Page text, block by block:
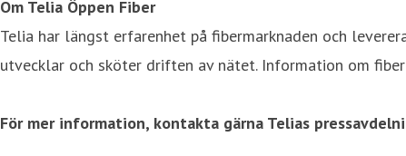
Om Telia Öppen Fiber
Telia har längst erfarenhet på fibermarknaden och
utvecklar och sköter driften av nätet. Information om
För mer information, kontakta gärna Telias